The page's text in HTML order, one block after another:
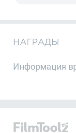
НАГРАДЫ
Информация